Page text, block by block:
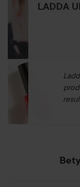
LADDA